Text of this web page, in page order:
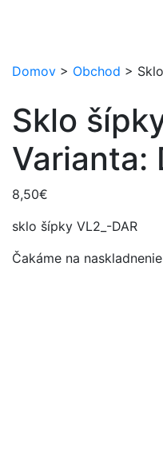
Domov > Obchod >
Sklo
Varianta:
8,50€
sklo šípky VL2_-DAR
Čakáme na naskladnenie